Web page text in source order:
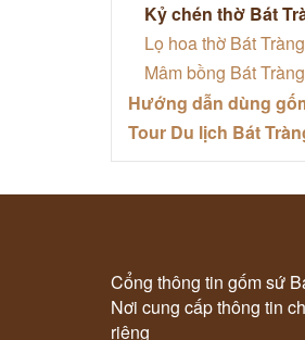
Kỷ chén thờ Bát
Lọ hoa thờ Bát Tràng
Mâm bồng Bát
Hướng dẫn dùng
Tour Du lịch Bát
Cổng thông tin gốm sứ
Nơi cung cấp thông tin
riêng